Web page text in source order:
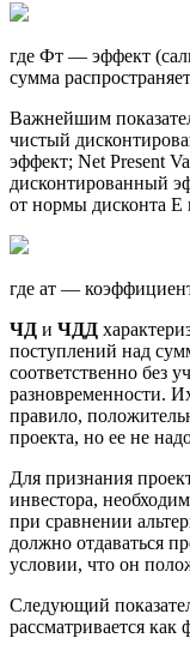
где Фт — эффект
сумма
Важнейшим
чистый
эффект; Net Present
дисконтированный
от нормы дисконта Е
где aт —
ЧД и ЧДД
поступлений над
соответственно без
разновременности.
правило,
проекта, но ее не
Для признания
инвестора,
при сравнении
должно отдаваться
условии, что он
Следующий
рассматривается